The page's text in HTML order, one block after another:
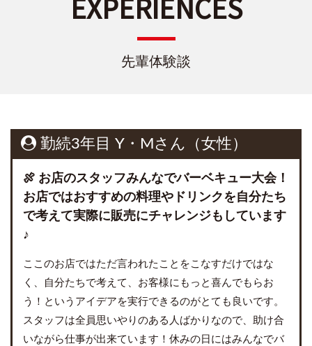
EXPERIENCES
先輩体験談
勤続3年目 Y・Mさん（女性）
🍖 お店のスタッフみんなでバーベキュー大会！
お店ではおすすめの料理やドリンクを自分たち
で考えて実際に販売にチャレンジもしています
♪
ここのお店ではただ言われたことをこなすだけではな
く、自分たちで考えて、お客様にもっと喜んでもらお
う！というアイデアを実行できるのがとても良いです。
スタッフは全員思いやりのある人ばかりなので、助け合
いながら仕事が出来ています！休みの日にはみんなでバ